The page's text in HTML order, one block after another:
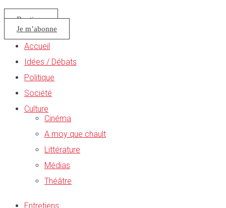
Boutique
Je m’abonne
Accueil
Idées / Débats
Politique
Société
Culture
Cinéma
A moy que chault
Littérature
Médias
Théâtre
Entretiens